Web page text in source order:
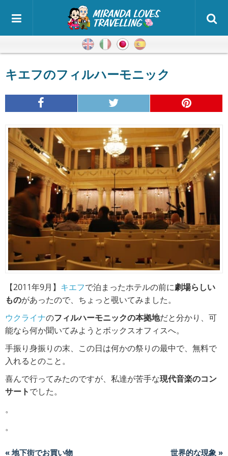
英語 イタリア語
日本語
キエフのフィルハーモニック
【2011年9月】 キエフで泊まったホテルの前に劇場らしい
ものがあったので、ちょっと覗いてみました。
ウクライナのフィルハーモニックの本拠地だと分かり、可
能なら何か聞いてみようとボックスオフィスへ。
手振り身振りの末、この日は何かの祭りの最中で、無料で
入れるとのこと。
喜んで行ってみたのですが、私達が苦手な現代音楽のコン
サートでした。
。
。
« 地下街でお買い物 世界的な現象 »